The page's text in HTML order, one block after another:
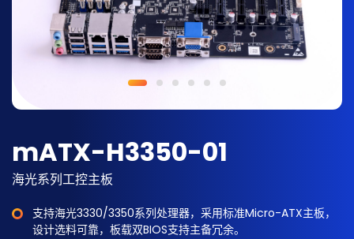
mATX-H3350-01
海光系列工控主板
支持海光3330/3350系列处理器，采用标准Micro-ATX主板，
设计选料可靠，板载双BIOS支持主备冗余。